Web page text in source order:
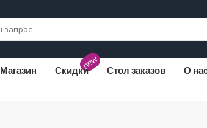
Магазин new
Скидки Стол заказов О